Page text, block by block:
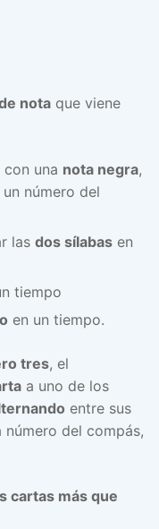
nota que viene
una nota negra,
número del
las dos sílabas en
tiempo
en un tiempo.
tres, el
a uno de los
entre sus
del compás,
cartas más que